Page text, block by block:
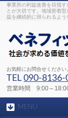
事業所の利益改善を目指
とが大切です。地域密着
益を継続的に得られるよう
お気軽にお問合せください
TEL090-8136-
営業時間 9:00～
MENU